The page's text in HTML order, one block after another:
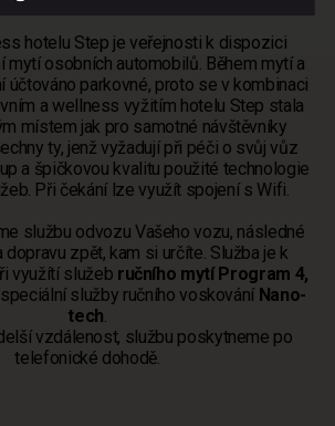
hotelu Step je veřejnosti k dispozici
mytí osobních automobilů. Během mytí a
účtováno parkovné, proto se v kombinaci
a wellness vyžitím hotelu Step stala
místem jak pro samotné návštěvníky
ty, jenž vyžadují při péči o svůj vůz
a špičkovou kvalitu použité technologie
Při čekání lze využít spojení s Wifi.
službu odvozu Vašeho vozu, následné
zpět, kam si určíte. Služba je k
využítí služeb ručního mytí Program 4,
služby ručního voskování Nano-
tech.
vzdálenost, službu poskytneme po
telefonické dohodě.